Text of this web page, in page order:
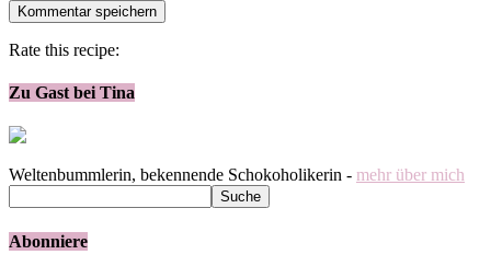
Rate this recipe:
Zu Gast bei Tina
Weltenbummlerin, bekennende Schokoholikerin - mehr über mich
Abonniere